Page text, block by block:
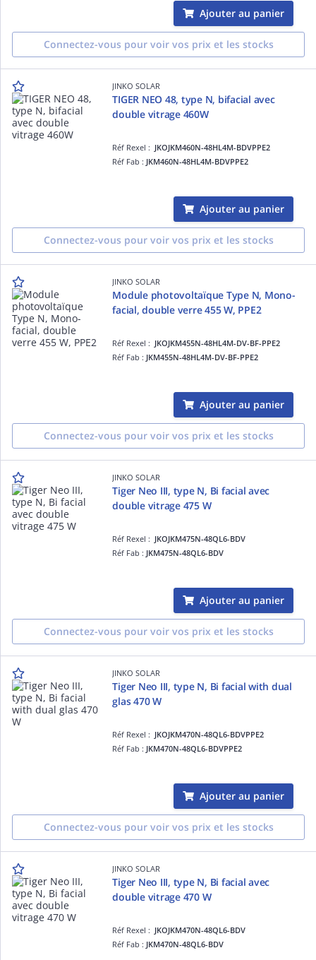
Ajouter au panier
Connectez-vous pour voir vos prix et les stocks
JINKO SOLAR
TIGER NEO 48, type N, bifacial avec
double vitrage 460W
Réf Rexel : JKOJKM460N-48HL4M-BDVPPE2
Réf Fab : JKM460N-48HL4M-BDVPPE2
Ajouter au panier
Connectez-vous pour voir vos prix et les stocks
JINKO SOLAR
Module photovoltaïque Type N, Mono-
facial, double verre 455 W, PPE2
Réf Rexel : JKOJKM455N-48HL4M-DV-BF-PPE2
Réf Fab : JKM455N-48HL4M-DV-BF-PPE2
Ajouter au panier
Connectez-vous pour voir vos prix et les stocks
JINKO SOLAR
Tiger Neo III, type N, Bi facial avec
double vitrage 475 W
Réf Rexel : JKOJKM475N-48QL6-BDV
Réf Fab : JKM475N-48QL6-BDV
Ajouter au panier
Connectez-vous pour voir vos prix et les stocks
JINKO SOLAR
Tiger Neo III, type N, Bi facial with dual
glas 470 W
Réf Rexel : JKOJKM470N-48QL6-BDVPPE2
Réf Fab : JKM470N-48QL6-BDVPPE2
Ajouter au panier
Connectez-vous pour voir vos prix et les stocks
JINKO SOLAR
Tiger Neo III, type N, Bi facial avec
double vitrage 470 W
Réf Rexel : JKOJKM470N-48QL6-BDV
Réf Fab : JKM470N-48QL6-BDV